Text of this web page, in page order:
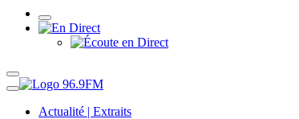
Actualité | Extraits